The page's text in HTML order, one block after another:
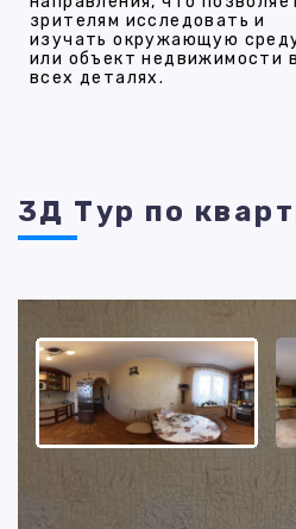
зрителям исследовать и
изучать окружающую
или объект недвижимости
всех деталях.
3Д Тур по